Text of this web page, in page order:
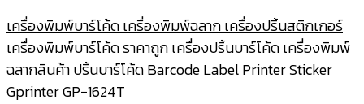
เครื่องพิมพ์บาร์โค้ด เครื่องพิมพ์ฉลาก เครื่องปริ้นสติกเกอร์
เครื่องพิมพ์บาร์โค้ด ราคาถูก เครื่องปริ้นบาร์โค้ด เครื่องพิมพ์
ฉลากสินค้า ปริ้นบาร์โค้ด Barcode Label Printer Sticker
Gprinter GP-1624T